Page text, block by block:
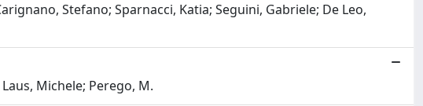
Stefano; Sparnacci, Katia; Seguini, Gabriele; De Leo,
Laus, Michele; Perego, M.